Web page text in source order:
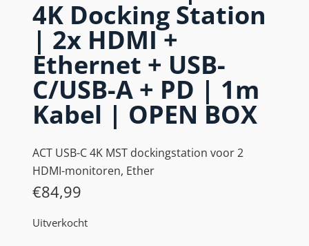
4K Docking Station
| 2x HDMI +
Ethernet + USB-
C/USB-A + PD | 1m
Kabel | OPEN BOX
ACT USB-C 4K MST dockingstation voor 2
HDMI-monitoren, Ether
€84,99
Uitverkocht